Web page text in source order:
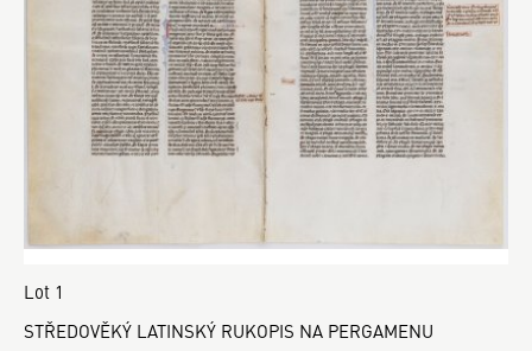
Lot 1
STŘEDOVĚKÝ LATINSKÝ RUKOPIS NA PERGAMENU